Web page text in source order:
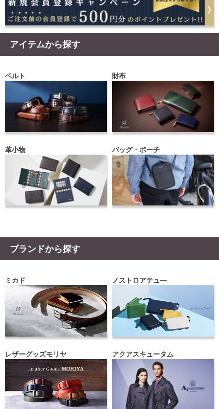
アイテムから探す
ベルト 財布
革小物 バッグ・ポーチ
ブランドから探す
ミカド ノストロアテュ―
レザーグッズモリヤ アクアスキュータム